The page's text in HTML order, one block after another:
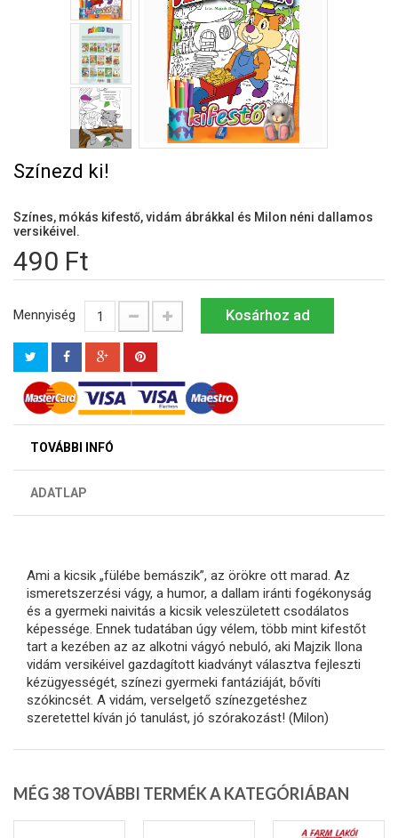
Színezd ki!
Színes, mókás kifestő, vidám ábrákkal és Milon néni dallamos
versikéivel.
490 Ft
Mennyiség Kosárhoz ad
TOVÁBBI INFÓ
ADATLAP
Ami a kicsik „fülébe bemászik”, az örökre ott marad. Az
ismeretszerzési vágy, a humor, a dallam iránti fogékonyság
és a gyermeki naivitás a kicsik veleszületett csodálatos
képessége. Ennek tudatában úgy vélem, több mint kifestőt
tart a kezében az az alkotni vágyó nebuló, aki Majzik Ilona
vidám versikéivel gazdagított kiadványt választva fejleszti
kézügyességét, színezi gyermeki fantáziáját, bővíti
szókincsét. A vidám, verselgető színezgetéshez
szeretettel kíván jó tanulást, jó szórakozást! (Milon)
MÉG 38 TOVÁBBI TERMÉK A KATEGÓRIÁBAN